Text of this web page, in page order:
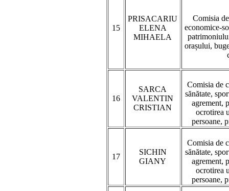
15
PRISACARIU
ELENA
MIHAELA
Comisia
economice-
orașului,
16
SARCA
VALENTIN
CRISTIAN
Comisia de
sănătate,
agrement,
ocrotirea
persoane,
17
SICHIN
GIANY
Comisia de
sănătate,
agrement,
ocrotirea
persoane,